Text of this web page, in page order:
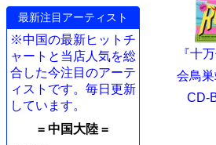
最新注目アーティスト
※中国の最新ヒットチ
ャートと当店人気を総
合した今注目のアーテ
ィストです。毎日更新
しています。
= 中国大陸 =
『十
会鳥巣
CD-